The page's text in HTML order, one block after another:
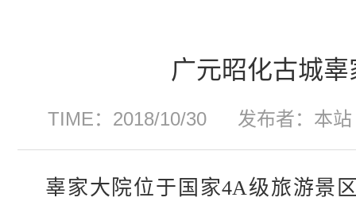
广元昭化古城
TIME：2018/10/30 发布者：本站
辜家大院位于国家4A级旅游景